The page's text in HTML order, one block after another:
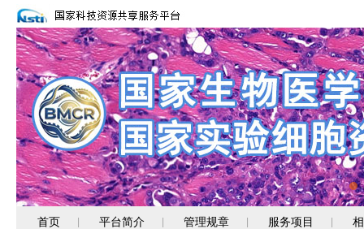
首页 平台简介 管理规章 服务项目